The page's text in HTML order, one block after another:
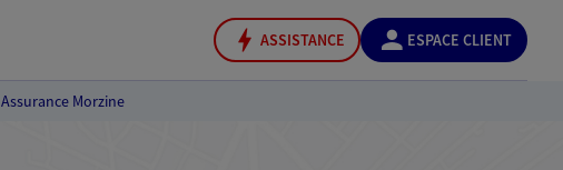
ASSISTANCE ESPACE CLIENT
Assurance Morzine